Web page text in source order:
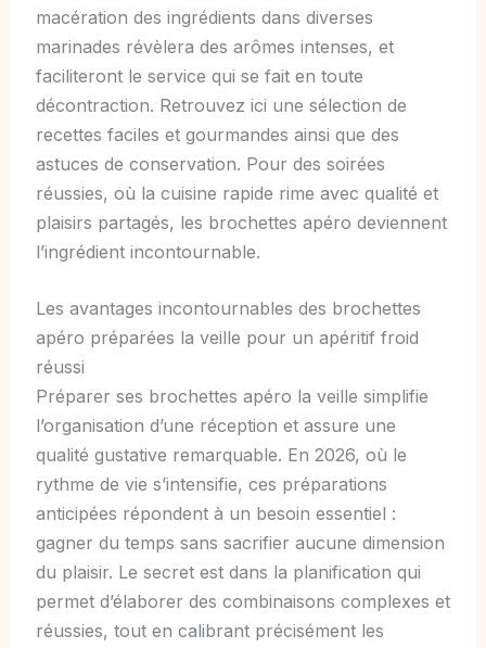
macération des ingrédients dans diverses
marinades révèlera des arômes intenses, et
faciliteront le service qui se fait en toute
décontraction. Retrouvez ici une sélection de
recettes faciles et gourmandes ainsi que des
astuces de conservation. Pour des soirées
réussies, où la cuisine rapide rime avec qualité et
plaisirs partagés, les brochettes apéro deviennent
l’ingrédient incontournable.
Les avantages incontournables des brochettes
apéro préparées la veille pour un apéritif froid
réussi
Préparer ses brochettes apéro la veille simplifie
l’organisation d’une réception et assure une
qualité gustative remarquable. En 2026, où le
rythme de vie s’intensifie, ces préparations
anticipées répondent à un besoin essentiel :
gagner du temps sans sacrifier aucune dimension
du plaisir. Le secret est dans la planification qui
permet d’élaborer des combinaisons complexes et
réussies, tout en calibrant précisément les